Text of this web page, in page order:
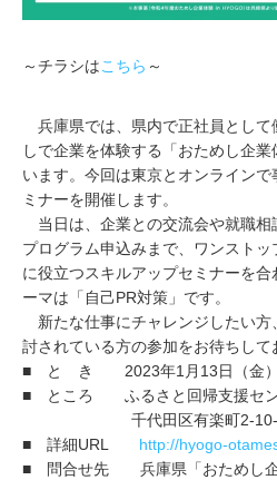
～チラシはこちら ～
兵庫県では、県内で正社員として
しで企業を体験する「おためし企
います。今回は東京とオンライン
ミナーを開催します。
当日は、企業との交流会や就職相
プログラム申込みまで、ワンスト
に役立つスキルアップセミナーを
ーマは「自己PR対策」です。
新たな仕事にチャレンジしたい方
討されている方の参加をお待ちして
■ と き 2023年1月13日（金）
■ ところ ふるさと回帰支援セ
千代田区有楽町2-10-1
■ 詳細URL http://hyogo-
■ 問合せ先 兵庫県「おためし企